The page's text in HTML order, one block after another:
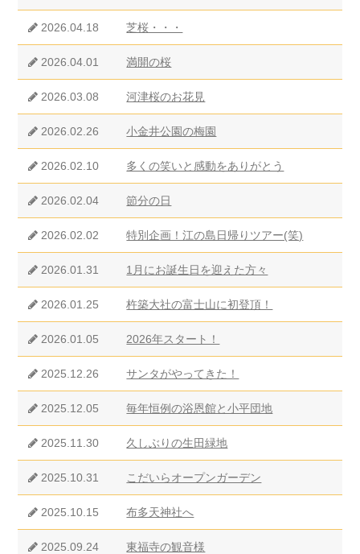
2026.04.18 芝桜・・・
2026.04.01 満開の桜
2026.03.08 河津桜のお花見
2026.02.26 小金井公園の梅園
2026.02.10 多くの笑いと感動をありがとう
2026.02.04 節分の日
2026.02.02 特別企画！江の島日帰りツアー(笑)
2026.01.31 1月にお誕生日を迎えた方々
2026.01.25 杵築大社の富士山に初登頂！
2026.01.05 2026年スタート！
2025.12.26 サンタがやってきた！
2025.12.05 毎年恒例の浴恩館と小平団地
2025.11.30 久しぶりの生田緑地
2025.10.31 こだいらオープンガーデン
2025.10.15 布多天神社へ
2025.09.24 東福寺の観音様